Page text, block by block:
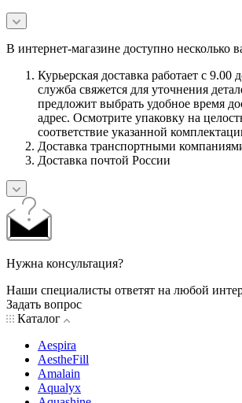
В интернет-магазине доступно несколько
Курьерская доставка работает с 9.00
служба свяжется для уточнения
предложит выбрать удобное время
адрес. Осмотрите упаковку на
соответствие указанной
Доставка транспортными
Доставка почтой России
Нужна консультация?
Наши специалисты ответят на любой
Задать вопрос
Каталог
Aespira
AestheFill
Amalain
Aqualyx